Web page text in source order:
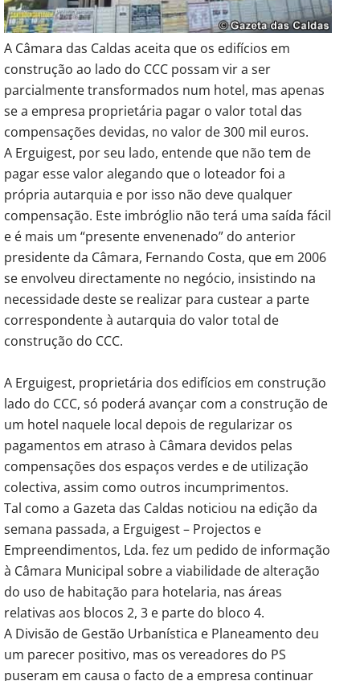
A Câmara das Caldas aceita que os edifícios em
construção ao lado do CCC possam vir a ser
parcialmente transformados num hotel, mas apenas
se a empresa proprietária pagar o valor total das
compensações devidas, no valor de 300 mil euros.
A Erguigest, por seu lado, entende que não tem de
pagar esse valor alegando que o loteador foi a
própria autarquia e por isso não deve qualquer
compensação. Este imbróglio não terá uma saída fácil
e é mais um “presente envenenado” do anterior
presidente da Câmara, Fernando Costa, que em 2006
se envolveu directamente no negócio, insistindo na
necessidade deste se realizar para custear a parte
correspondente à autarquia do valor total de
construção do CCC.
A Erguigest, proprietária dos edifícios em construção
lado do CCC, só poderá avançar com a construção de
um hotel naquele local depois de regularizar os
pagamentos em atraso à Câmara devidos pelas
compensações dos espaços verdes e de utilização
colectiva, assim como outros incumprimentos.
Tal como a Gazeta das Caldas noticiou na edição da
semana passada, a Erguigest – Projectos e
Empreendimentos, Lda. fez um pedido de informação
à Câmara Municipal sobre a viabilidade de alteração
do uso de habitação para hotelaria, nas áreas
relativas aos blocos 2, 3 e parte do bloco 4.
A Divisão de Gestão Urbanística e Planeamento deu
um parecer positivo, mas os vereadores do PS
puseram em causa o facto de a empresa continuar